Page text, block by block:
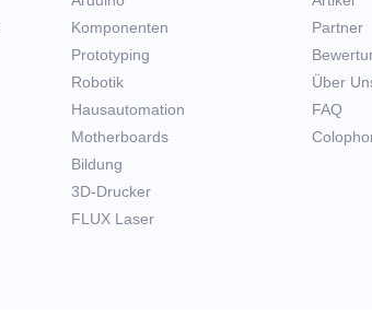
Komponenten
Prototyping
Robotik
Hausautomation
Motherboards
Bildung
3D-Drucker
FLUX Laser
Partner
Über
FAQ